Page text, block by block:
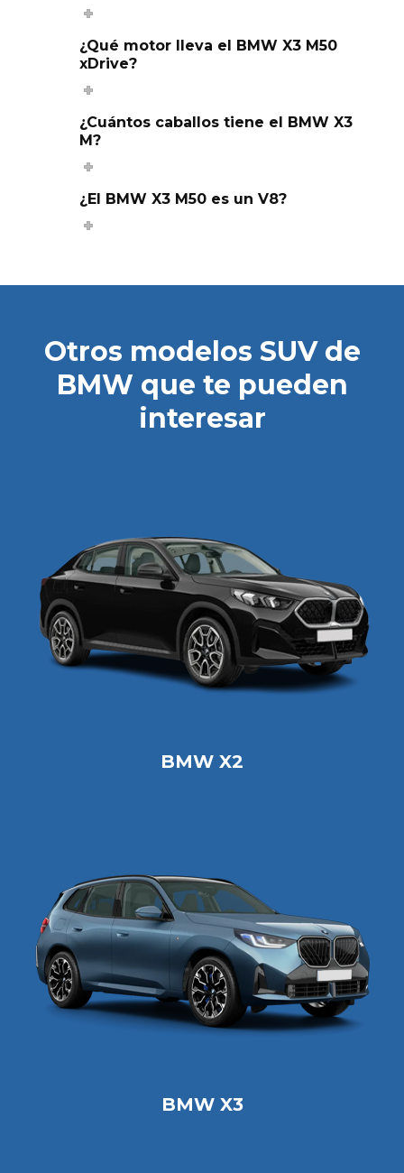
¿Qué motor lleva el BMW X3 M50
xDrive?
¿Cuántos caballos tiene el BMW X3
M?
¿El BMW X3 M50 es un V8?
Otros modelos SUV de
BMW que te pueden
interesar
BMW X2
BMW X3